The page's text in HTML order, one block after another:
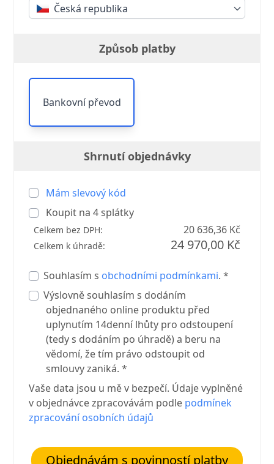
Česká republika
Způsob platby
Bankovní převod
Shrnutí objednávky
Mám slevový kód
Koupit na4splátky
Celkem bez DPH: 20 636,36 Kč
Celkem k úhradě: 24 970,00 Kč
Souhlasím s obchodními podmínkami. *
Výslovně souhlasím s dodáním
objednaného online produktu před
uplynutím 14denní lhůty pro odstoupení
(tedy s dodáním po úhradě) a beru na
vědomí, že tím právo odstoupit od
smlouvy zaniká. *
Vaše data jsou u mě v bezpečí. Údaje vyplněné
v objednávce zpracovávám podle podmínek
zpracování osobních údajů
Objednávám s povinností platby